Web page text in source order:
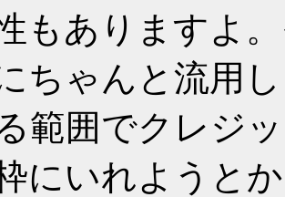
もありますよ
ちゃんと流用
範囲でクレジ
にいれようとか